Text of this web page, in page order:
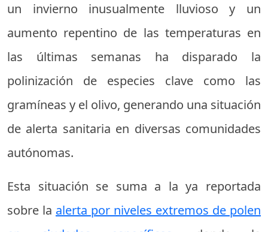
un invierno inusualmente lluvioso y un
aumento repentino de las temperaturas en
las últimas semanas ha disparado la
polinización de especies clave como las
gramíneas y el olivo, generando una situación
de alerta sanitaria en diversas comunidades
autónomas.
Esta situación se suma a la ya reportada
sobre la alerta por niveles extremos de polen